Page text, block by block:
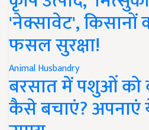
'नेक्सावेट', किसानों
फसल सुरक्षा!
Animal Husbandry
बरसात में पशुओं को
कैसे बचाएं?